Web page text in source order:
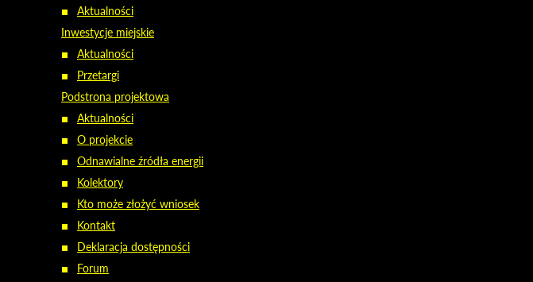
Aktualności
Inwestycje miejskie
Aktualności
Przetargi
Podstrona projektowa
Aktualności
O projekcie
Odnawialne źródła energii
Kolektory
Kto może złożyć wniosek
Kontakt
Deklaracja dostępności
Forum